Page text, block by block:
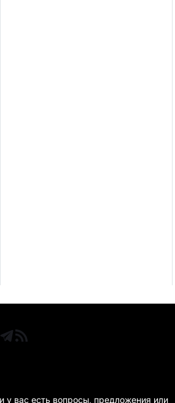
у вас есть вопросы, предложения или